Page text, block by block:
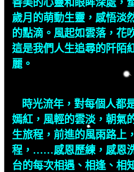
善美的心靈和眼眸深處，
歲月的萌動生靈，感悟淡
的點滴。風起如雲落，花
這是我們人生追尋的阡陌
麗。
時光流年，對每個人都
嫣紅，風輕的雲淡，朝氣
生旅程，前進的風雨路上
程，……感恩歷練，感恩
台的每次相遇、相逢、相